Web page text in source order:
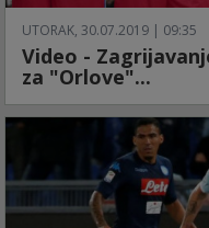
UTORAK, 30.07.2019 | 09:35
Video -
za "Orlove"...